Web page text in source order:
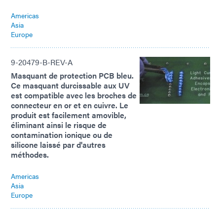
Americas
Asia
Europe
9-20479-B-REV-A
Masquant de protection PCB bleu.
Ce masquant durcissable aux UV
est compatible avec les broches de
connecteur en or et en cuivre. Le
produit est facilement amovible,
éliminant ainsi le risque de
contamination ionique ou de
silicone laissé par d'autres
méthodes.
Americas
Asia
Europe